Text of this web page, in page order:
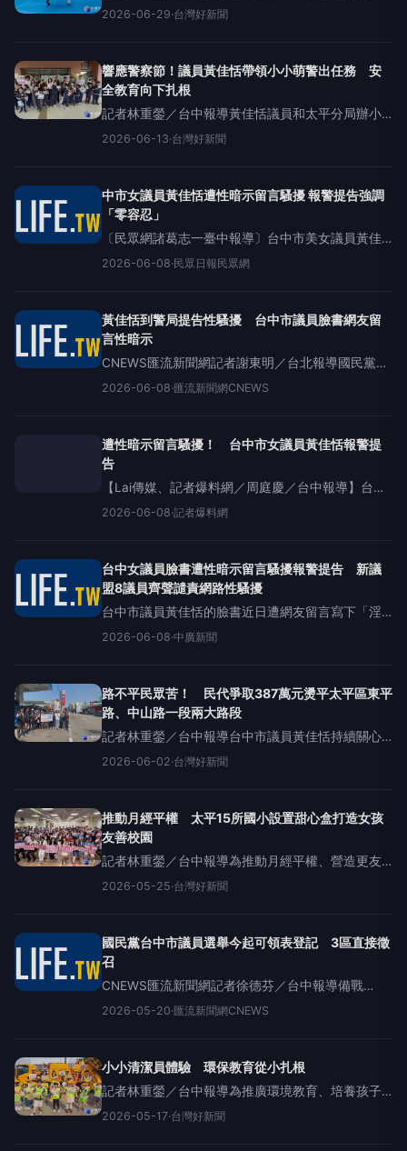
「115年區長盃體育季系列活動」熱鬧展開！其中
引來自全台26個單位、共270位選手報名參賽，除
臺中在地隊
2026-06-29·台灣好新聞
響應警察節！議員黃佳恬帶領小小萌警出任務 安
全教育向下扎根
記者林重鎣／台中報導黃佳恬議員和太平分局辦小
小警察營。林重鎣攝台中市議員黃佳恬、太平分局
響應6/15警察節，讓孩子們換上帥氣迷你制服、模
擬執勤任務，透過寓
2026-06-13·台灣好新聞
中市女議員黃佳恬遭性暗示留言騷擾 報警提告強調
「零容忍」
〔民眾網諸葛志一臺中報導〕台中市美女議員黃佳
恬日前在臉書粉絲專頁發布市政總質詢影片，卻遭
述等不雅文字內容，不僅與貼文主題毫無關聯，更
讓人感到不適，黃
2026-06-08·民眾日報民眾網
黃佳恬到警局提告性騷擾 台中市議員臉書網友留
言性暗示
CNEWS匯流新聞網記者謝東明／台北報導國民黨籍
台中市議員黃佳恬，臉書粉絲專頁的問政影片，竟
（8）日她在同黨議員包括吳呈賢、邱愛珊等7人的
陪同下，前往第
2026-06-08·匯流新聞網CNEWS
遭性暗示留言騷擾！ 台中市女議員黃佳恬報警提
告
【Lai傳媒、記者爆料網／周庭慶／台中報導】台中
市議員黃佳恬日前在臉書粉絲專頁發布市政總質詢
私密部位描述等不雅文字內容，不僅與貼文主題毫
無關聯，更讓人感到不
2026-06-08·記者爆料網
台中女議員臉書遭性暗示留言騷擾報警提告 新議
盟8議員齊聲譴責網路性騷擾
台中市議員黃佳恬的臉書近日遭網友留言寫下「淫
水」等性暗示及侮辱字眼，還有網友傳送「喘息
陪同，到六分局報案，譴責網路性騷擾，回憶兩年
前曾被跟騷，也是報警，逮
2026-06-08·中廣新聞
路不平民眾苦！ 民代爭取387萬元燙平太平區東平
路、中山路一段兩大路段
記者林重鎣／台中報導台中市議員黃佳恬持續關心
太平區道路品質，與成功里里長洪大鈞、勤益里里
工程，總經費約387萬元，今(2)日舉辦「道路改善
工程說明記者會」，
2026-06-02·台灣好新聞
推動月經平權 太平15所國小設置甜心盒打造女孩
友善校園
記者林重鎣／台中報導為推動月經平權、營造更友
善的校園環境，社團法人台中市活力社區關懷協會
民暨兒童運動中心舉辦「我愛我女孩有力」甜心盒
公益平權記者會，捐贈
2026-05-25·台灣好新聞
國民黨台中市議員選舉今起可領表登記 3區直接徵
召
CNEWS匯流新聞網記者徐德芬／台中報導備戰
2026地方選舉，國民黨台中市黨部今（20）日公告
5月21日、22日辦理領表作業，5月21日至23日（星
2026-05-20·匯流新聞網CNEWS
小小清潔員體驗 環保教育從小扎根
記者林重鎣／台中報導為推廣環境教育、培養孩子
從小建立愛護環境的觀念，台中市議員黃佳恬17日
2026-05-17·台灣好新聞